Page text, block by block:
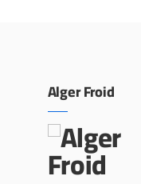
Alger Froid